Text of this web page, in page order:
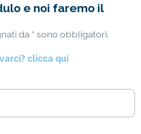
e noi faremo il
da * sono obbligatori.
clicca qui